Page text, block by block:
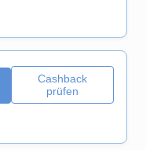
Cashback
prüfen